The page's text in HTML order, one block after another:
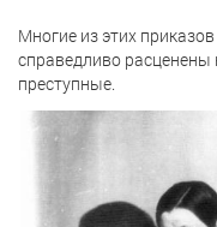
Многие из этих
справедливо
преступные.